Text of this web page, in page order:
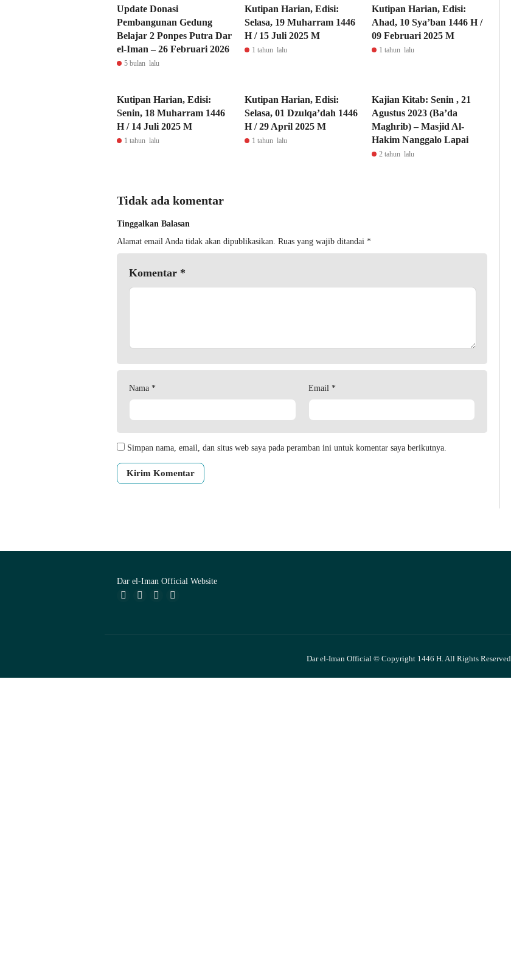
Update Donasi
Pembangunan Gedung
Belajar 2 Ponpes Putra Dar
el-Iman – 26 Februari 2026
5 bulan lalu
Kutipan Harian, Edisi:
Selasa, 19 Muharram 1446
H / 15 Juli 2025 M
1 tahun lalu
Kutipan Harian, Edisi:
Ahad, 10 Sya’ban 1446 H /
09 Februari 2025 M
1 tahun lalu
Kutipan Harian, Edisi:
Senin, 18 Muharram 1446
H / 14 Juli 2025 M
1 tahun lalu
Kutipan Harian, Edisi:
Selasa, 01 Dzulqa’dah 1446
H / 29 April 2025 M
1 tahun lalu
Kajian Kitab: Senin , 21
Agustus 2023 (Ba’da
Maghrib) – Masjid Al-
Hakim Nanggalo Lapai
2 tahun lalu
Tidak ada komentar
Tinggalkan Balasan
Alamat email Anda tidak akan dipublikasikan. Ruas yang wajib ditandai *
Komentar *
Nama * Email *
Simpan nama, email, dan situs web saya pada peramban ini untuk komentar saya berikutnya.
Dar el-Iman Official Website
Dar el-Iman Official © Copyright 1446 H. All Rights Reserved